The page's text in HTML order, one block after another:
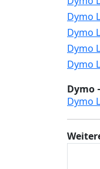
Dymo
Dymo
Dymo
Dymo
Dymo
Dymo